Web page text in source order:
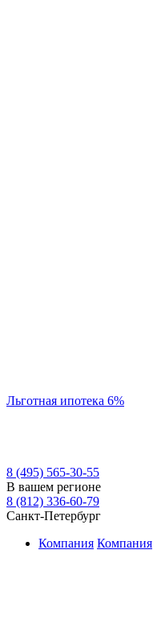
Льготная ипотека 6%
8 (495) 565-30-55
В вашем регионе
8 (812) 336-60-79
Санкт-Петербург
Компания Компания